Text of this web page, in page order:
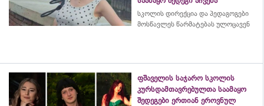
სკოლის დირექცია და პედაგოგები
მოსწავლეს წარმატებას ულოცავენ
ფშაველის საჯარო სკოლის
კურსდამთავრებულთა საამაყო
შედეგები ერთიან ეროვნულ